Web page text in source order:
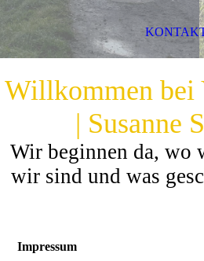
Willkommen bei
| Susanne
Wir beginnen da, wo
wir sind und was
Impressum